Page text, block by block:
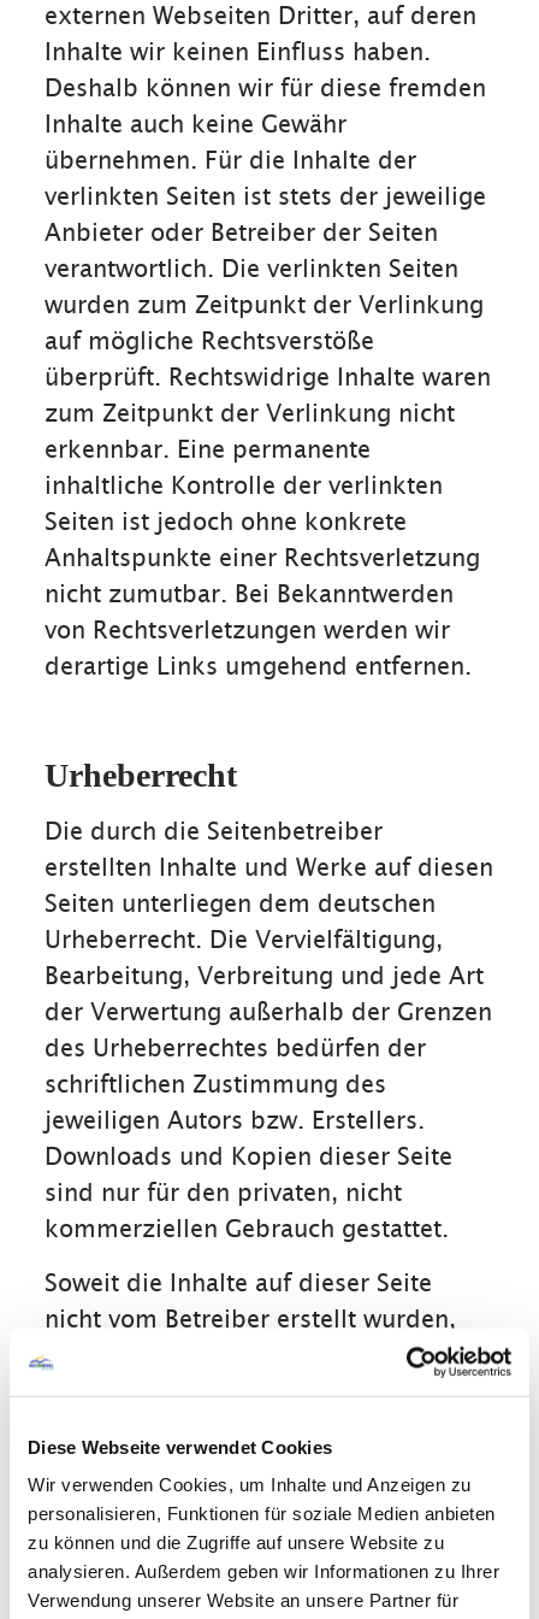
Diese Webseite verwendet Cookies
Wir verwenden Cookies, um Inhalte und Anzeigen zu
personalisieren, Funktionen für soziale Medien anbieten
zu können und die Zugriffe auf unsere Website zu
analysieren. Außerdem geben wir Informationen zu Ihrer
Verwendung unserer Website an unsere Partner für
externen Webseiten Dritter, auf deren
Inhalte wir keinen Einfluss haben.
Deshalb können wir für diese fremden
Inhalte auch keine Gewähr
übernehmen. Für die Inhalte der
verlinkten Seiten ist stets der jeweilige
Anbieter oder Betreiber der Seiten
verantwortlich. Die verlinkten Seiten
wurden zum Zeitpunkt der Verlinkung
auf mögliche Rechtsverstöße
überprüft. Rechtswidrige Inhalte waren
zum Zeitpunkt der Verlinkung nicht
erkennbar. Eine permanente
inhaltliche Kontrolle der verlinkten
Seiten ist jedoch ohne konkrete
Anhaltspunkte einer Rechtsverletzung
nicht zumutbar. Bei Bekanntwerden
von Rechtsverletzungen werden wir
derartige Links umgehend entfernen.
Urheberrecht
Die durch die Seitenbetreiber
erstellten Inhalte und Werke auf diesen
Seiten unterliegen dem deutschen
Urheberrecht. Die Vervielfältigung,
Bearbeitung, Verbreitung und jede Art
der Verwertung außerhalb der Grenzen
des Urheberrechtes bedürfen der
schriftlichen Zustimmung des
jeweiligen Autors bzw. Erstellers.
Downloads und Kopien dieser Seite
sind nur für den privaten, nicht
kommerziellen Gebrauch gestattet.
Soweit die Inhalte auf dieser Seite
nicht vom Betreiber erstellt wurden,
werden die Urheberrechte Dritter
beachtet. Insbesondere werden Inhalte
Sollten Sie trotzdem auf eine
Urheberrechtsverletzung aufmerksam
werden, bitten wir um einen
entsprechenden Hinweis. Bei
Bekanntwerden von